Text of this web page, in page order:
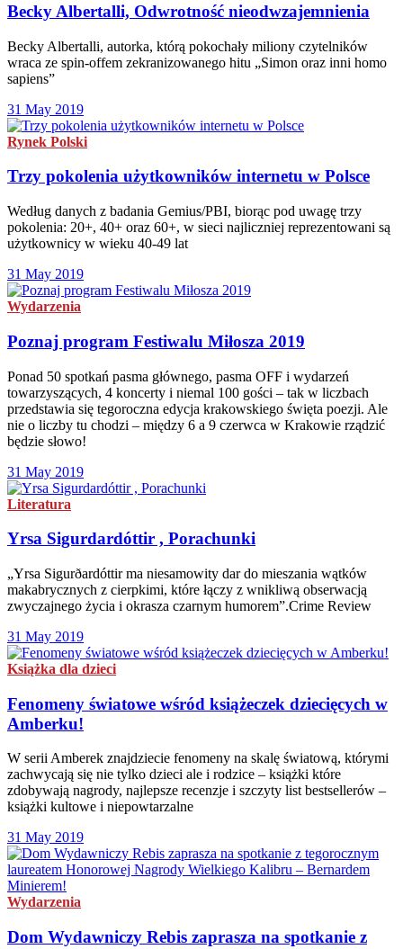
Becky Albertalli, Odwrotność nieodwzajemnienia
Becky Albertalli, autorka, którą pokochały miliony czytelników
wraca ze spin-offem zekranizowanego hitu „Simon oraz inni homo
sapiens”
31 May 2019
Rynek Polski
Trzy pokolenia użytkowników internetu w Polsce
Według danych z badania Gemius/PBI, biorąc pod uwagę trzy
pokolenia: 20+, 40+ oraz 60+, w sieci najliczniej reprezentowani są
użytkownicy w wieku 40-49 lat
31 May 2019
Wydarzenia
Poznaj program Festiwalu Miłosza 2019
Ponad 50 spotkań pasma głównego, pasma OFF i wydarzeń
towarzyszących, 4 koncerty i niemal 100 gości – tak w liczbach
przedstawia się tegoroczna edycja krakowskiego święta poezji. Ale
nie o liczby tu chodzi – między 6 a 9 czerwca w Krakowie rządzić
będzie słowo!
31 May 2019
Literatura
Yrsa Sigurdardóttir , Porachunki
„Yrsa Sigurðardóttir ma niesamowity dar do mieszania wątków
makabrycznych z cierpkimi, które łączy z wnikliwą obserwacją
zwyczajnego życia i okrasza czarnym humorem”.Crime Review
31 May 2019
Książka dla dzieci
Fenomeny światowe wśród książeczek dziecięcych w
Amberku!
W serii Amberek znajdziecie fenomeny na skalę światową, którymi
zachwycają się nie tylko dzieci ale i rodzice – książki które
zdobywają nagrody, najlepsze recenzje i szczyty list bestsellerów –
książki kultowe i niepowtarzalne
31 May 2019
Wydarzenia
Dom Wydawniczy Rebis zaprasza na spotkanie z